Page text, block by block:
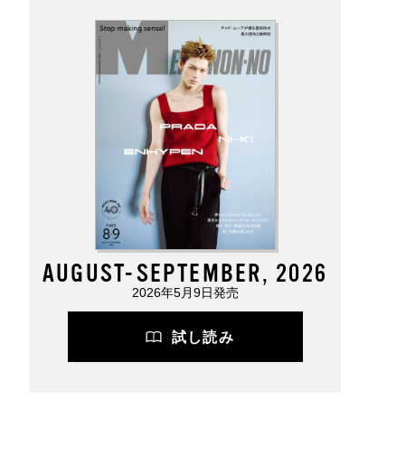
AUGUST-SEPTEMBER, 2026
2026年5月9日発売
試し読み